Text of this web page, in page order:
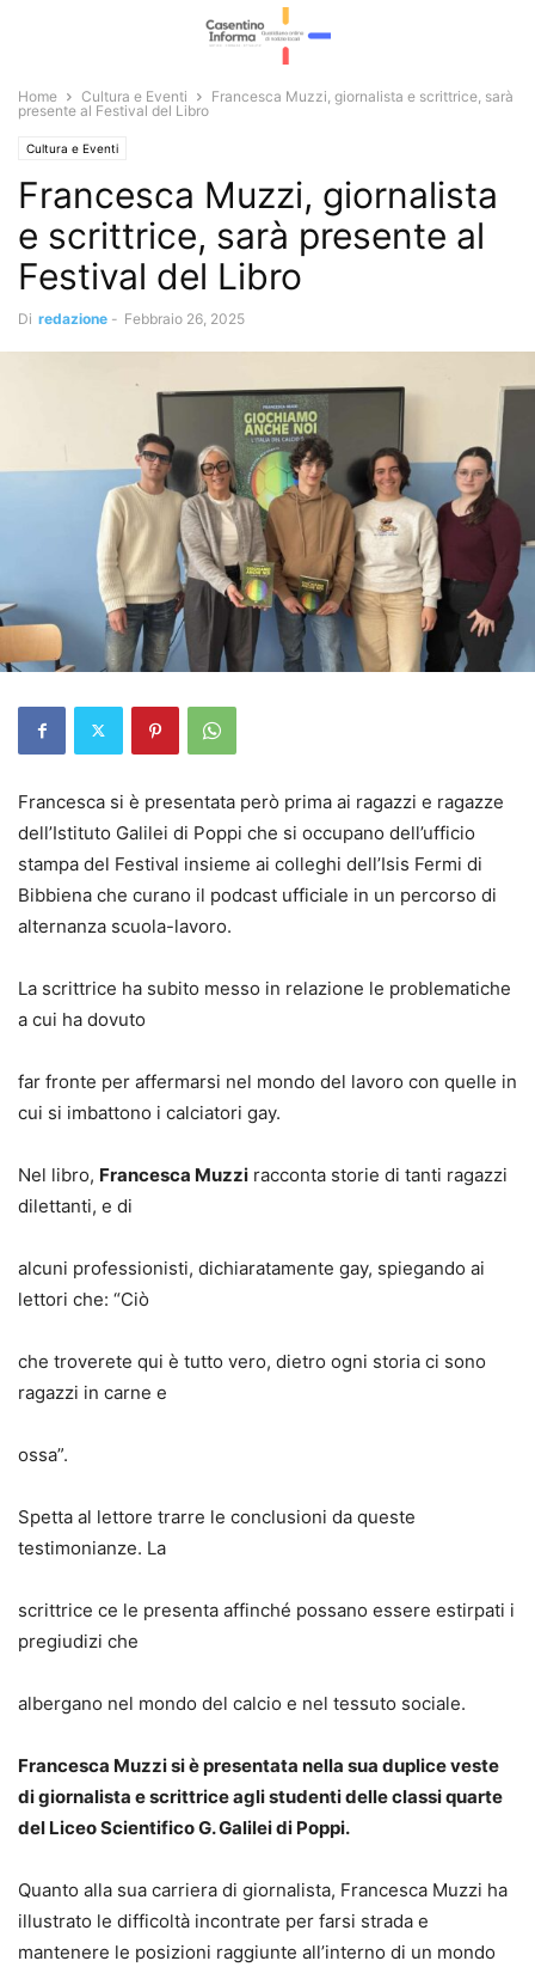
Home Cultura e Eventi
Francesca Muzzi, giornalista e scrittrice, sarà
presente al Festival del Libro
Cultura e Eventi
Francesca Muzzi, giornalista
e scrittrice, sarà presente al
Festival del Libro
Di redazione - Febbraio 26, 2025
Francesca si è presentata però prima ai ragazzi e ragazze
dell’Istituto Galilei di Poppi che si occupano dell’ufficio
stampa del Festival insieme ai colleghi dell’Isis Fermi di
Bibbiena che curano il podcast ufficiale in un percorso di
alternanza scuola-lavoro.
La scrittrice ha subito messo in relazione le problematiche
a cui ha dovuto
far fronte per affermarsi nel mondo del lavoro con quelle in
cui si imbattono i calciatori gay.
Nel libro, Francesca Muzzi racconta storie di tanti ragazzi
dilettanti, e di
alcuni professionisti, dichiaratamente gay, spiegando ai
lettori che: “Ciò
che troverete qui è tutto vero, dietro ogni storia ci sono
ragazzi in carne e
ossa”.
Spetta al lettore trarre le conclusioni da queste
testimonianze. La
scrittrice ce le presenta affinché possano essere estirpati i
pregiudizi che
albergano nel mondo del calcio e nel tessuto sociale.
Francesca Muzzi si è presentata nella sua duplice veste
di giornalista e scrittrice agli studenti delle classi quarte
del Liceo Scientifico G. Galilei di Poppi.
Quanto alla sua carriera di giornalista, Francesca Muzzi ha
illustrato le difficoltà incontrate per farsi strada e
mantenere le posizioni raggiunte all’interno di un mondo